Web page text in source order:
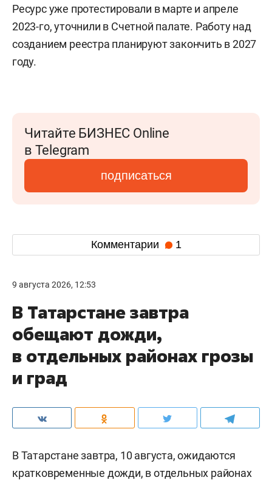
Ресурс уже протестировали в марте и апреле
2023-го, уточнили в Счетной палате. Работу над
созданием реестра планируют закончить в 2027
году.
Читайте БИЗНЕС Online
в Telegram
подписаться
Комментарии 1
9 августа 2026, 12:53
В Татарстане завтра
обещают дожди,
в отдельных районах грозы
и град
В Татарстане завтра, 10 августа, ожидаются
кратковременные дожди, в отдельных районах